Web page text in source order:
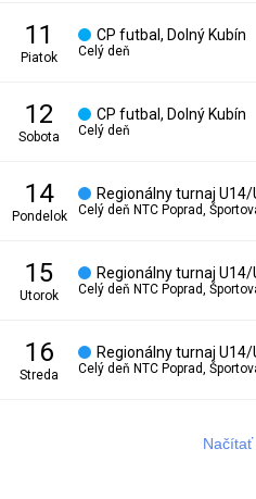
11
piatok
CP futbal, Dolný Kubín
Celý deň
12
sobota
CP futbal, Dolný Kubín
Celý deň
14
pondelok
Regionálny turnaj U14/
Celý deň NTC Poprad,
15
utorok
Regionálny turnaj U14/
Celý deň NTC Poprad,
16
streda
Regionálny turnaj U14/
Celý deň NTC Poprad,
Načítať